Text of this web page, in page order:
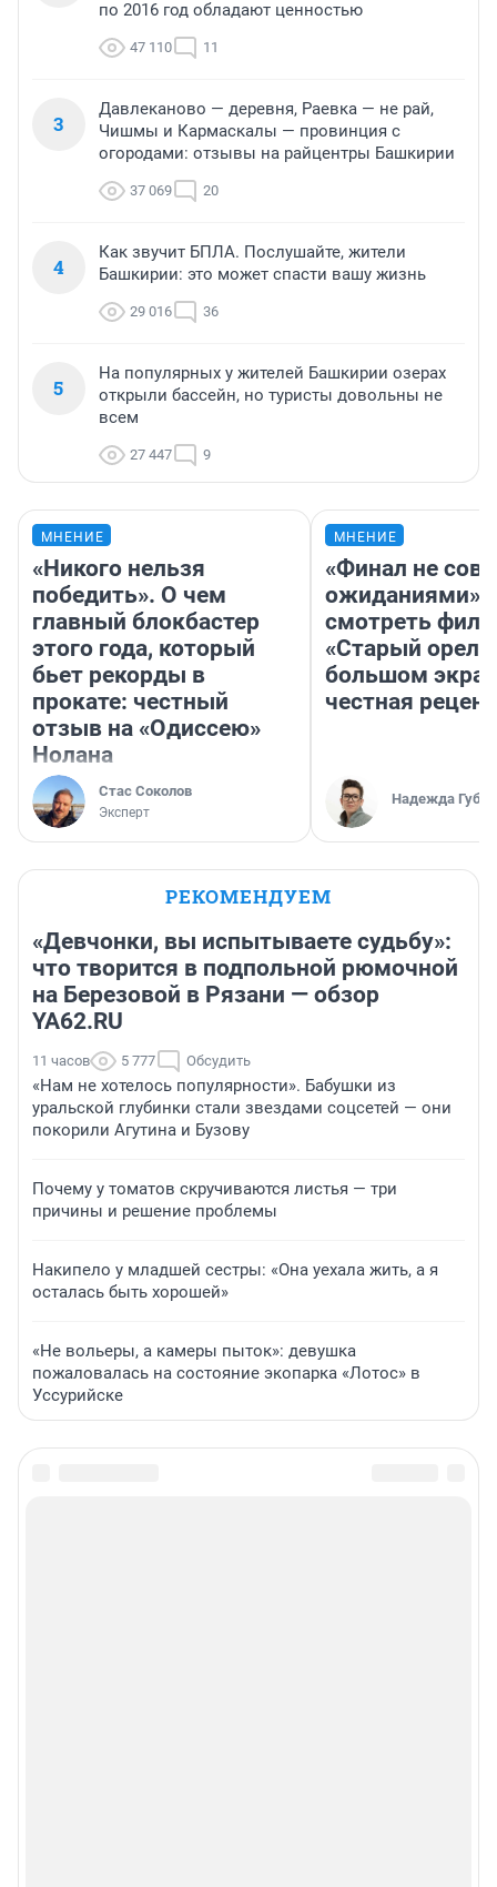
по 2016 год обладают ценностью
47 110 11
3
Давлеканово — деревня, Раевка — не рай,
Чишмы и Кармаскалы — провинция с
огородами: отзывы на райцентры Башкирии
37 069 20
4
Как звучит БПЛА. Послушайте, жители
Башкирии: это может спасти вашу жизнь
29 016 36
5
На популярных у жителей Башкирии озерах
открыли бассейн, но туристы довольны не
всем
27 447 9
МНЕНИЕ
«Никого нельзя
победить». О чем
главный блокбастер
этого года, который
бьет рекорды в
прокате: честный
отзыв на «Одиссею»
Нолана
Стас Соколов
Эксперт
МНЕНИЕ
«Финал не
ожиданиями»:
смотреть
«Старый орел»
большом
честная
Надежда
РЕКОМЕНДУЕМ
«Девчонки, вы испытываете судьбу»:
что творится в подпольной рюмочной
на Березовой в Рязани — обзор
YA62.RU
11 часов 5 777 Обсудить
«Нам не хотелось популярности». Бабушки из
уральской глубинки стали звездами соцсетей — они
покорили Агутина и Бузову
Почему у томатов скручиваются листья — три
причины и решение проблемы
Накипело у младшей сестры: «Она уехала жить, а я
осталась быть хорошей»
«Не вольеры, а камеры пыток»: девушка
пожаловалась на состояние экопарка «Лотос» в
Уссурийске